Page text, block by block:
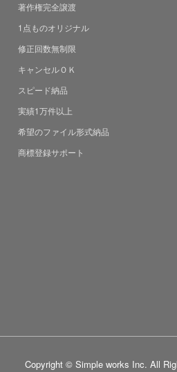
著作権完全譲渡
1点ものオリジナル
修正回数無制限
キャンセルＯＫ
スピード納品
実績1万件以上
希望のファイル形式納品
商標登録サポート
Copyright © Simple works Inc. All